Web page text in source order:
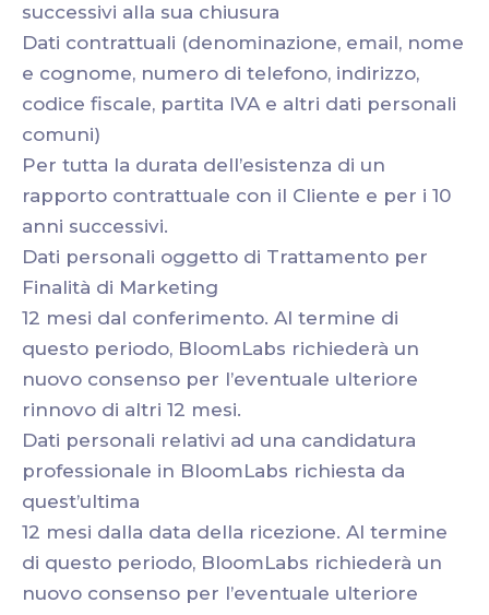
successivi alla sua chiusura
Dati contrattuali (denominazione, email, nome
e cognome, numero di telefono, indirizzo,
codice fiscale, partita IVA e altri dati personali
comuni)
Per tutta la durata dell’esistenza di un
rapporto contrattuale con il Cliente e per i 10
anni successivi.
Dati personali oggetto di Trattamento per
Finalità di Marketing
12 mesi dal conferimento. Al termine di
questo periodo, BloomLabs richiederà un
nuovo consenso per l’eventuale ulteriore
rinnovo di altri 12 mesi.
Dati personali relativi ad una candidatura
professionale in BloomLabs richiesta da
quest’ultima
12 mesi dalla data della ricezione. Al termine
di questo periodo, BloomLabs richiederà un
nuovo consenso per l’eventuale ulteriore